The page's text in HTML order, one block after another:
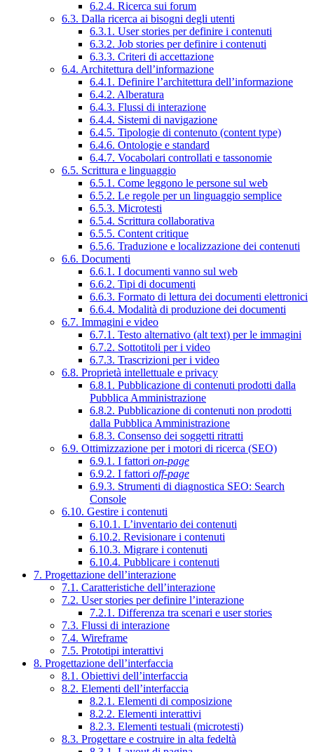
6.2.4. Ricerca sui forum
6.3. Dalla ricerca ai bisogni degli utenti
6.3.1. User stories per definire i contenuti
6.3.2. Job stories per definire i contenuti
6.3.3. Criteri di accettazione
6.4. Architettura dell’informazione
6.4.1. Definire l’architettura dell’informazione
6.4.2. Alberatura
6.4.3. Flussi di interazione
6.4.4. Sistemi di navigazione
6.4.5. Tipologie di contenuto (content type)
6.4.6. Ontologie e standard
6.4.7. Vocabolari controllati e tassonomie
6.5. Scrittura e linguaggio
6.5.1. Come leggono le persone sul web
6.5.2. Le regole per un linguaggio semplice
6.5.3. Microtesti
6.5.4. Scrittura collaborativa
6.5.5. Content critique
6.5.6. Traduzione e localizzazione dei contenuti
6.6. Documenti
6.6.1. I documenti vanno sul web
6.6.2. Tipi di documenti
6.6.3. Formato di lettura dei documenti elettronici
6.6.4. Modalità di produzione dei documenti
6.7. Immagini e video
6.7.1. Testo alternativo (alt text) per le immagini
6.7.2. Sottotitoli per i video
6.7.3. Trascrizioni per i video
6.8. Proprietà intellettuale e privacy
6.8.1. Pubblicazione di contenuti prodotti dalla
Pubblica Amministrazione
6.8.2. Pubblicazione di contenuti non prodotti
dalla Pubblica Amministrazione
6.8.3. Consenso dei soggetti ritratti
6.9. Ottimizzazione per i motori di ricerca (SEO)
6.9.1. I fattori on-page
6.9.2. I fattori off-page
6.9.3. Strumenti di diagnostica SEO: Search
Console
6.10. Gestire i contenuti
6.10.1. L’inventario dei contenuti
6.10.2. Revisionare i contenuti
6.10.3. Migrare i contenuti
6.10.4. Pubblicare i contenuti
7. Progettazione dell’interazione
7.1. Caratteristiche dell’interazione
7.2. User stories per definire l’interazione
7.2.1. Differenza tra scenari e user stories
7.3. Flussi di interazione
7.4. Wireframe
7.5. Prototipi interattivi
8. Progettazione dell’interfaccia
8.1. Obiettivi dell’interfaccia
8.2. Elementi dell’interfaccia
8.2.1. Elementi di composizione
8.2.2. Elementi interattivi
8.2.3. Elementi testuali (microtesti)
8.3. Progettare e costruire in alta fedeltà